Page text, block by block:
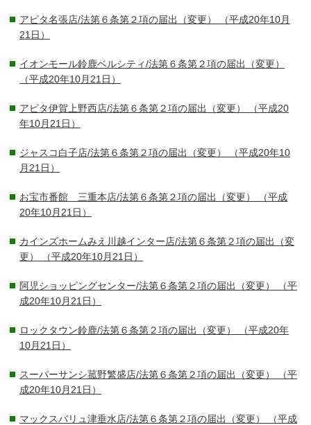
アピタ名張店/法第６条第２項の届出（変更）
（平成20年10月
21日）
イオンモール鈴鹿ベルシティ/法第６条第２項の届出（変更）
（平成20年10月21日）
アピタ伊賀上野西店/法第６条第２項の届出（変更）
（平成20
年10月21日）
ジャスコ白子店/法第６条第２項の届出（変更）
（平成20年10
月21日）
お宝市番館 三重本店/法第６条第２項の届出（変更）
（平成
20年10月21日）
カインズホームみえ川越インター店/法第６条第２項の届出（変
更）
（平成20年10月21日）
阿児ショッピングセンター/法第６条第２項の届出（変更）
（平
成20年10月21日）
ロックタウン鈴鹿/法第６条第２項の届出（変更）
（平成20年
10月21日）
スーパーサンシ菰野繁盛店/法第６条第２項の届出（変更）
（平
成20年10月21日）
マックスバリュ津垂水店/法第６条第２項の届出（変更）
（平成